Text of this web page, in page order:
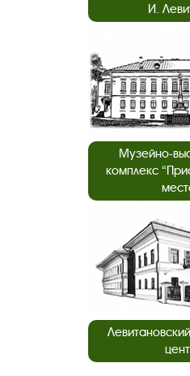
И.
Музейно-
комплекс